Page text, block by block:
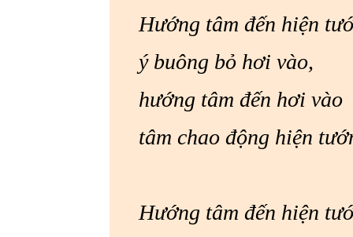
Hướng tâm đến hiện
ý buông bỏ hơi vào,
hướng tâm đến
tâm chao động hiện
Hướng tâm đến hiện